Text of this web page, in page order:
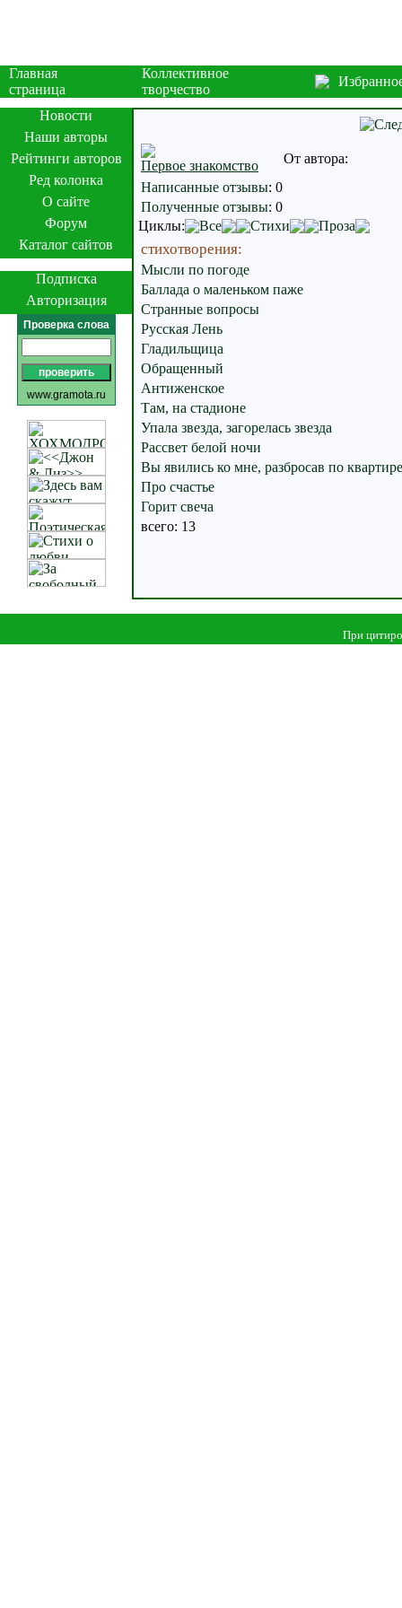
Главная
страница
Коллективное
творчество
Новости
Наши авторы
Рейтинги авторов
Ред колонка
О сайте
Форум
Каталог сайтов
Подписка
Авторизация
Проверка слова
www.gramota.ru
Первое знакомство
От автора:
Написанные отзывы: 0
Полученные отзывы: 0
Циклы:
Все Стихи Проза
стихотворения:
Мысли по погоде
Баллада о маленьком паже
Странные вопросы
Русская Лень
Гладильщица
Обращенный
Антиженское
Там, на стадионе
Упала звезда, загорелась звезда
Рассвет белой ночи
Вы явились ко мне, разбросав по
Про счастье
Горит свеча
всего: 13
При